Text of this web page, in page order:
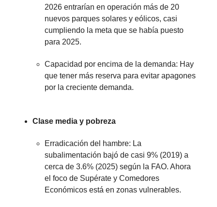
2026 entrarían en operación más de 20
nuevos parques solares y eólicos, casi
cumpliendo la meta que se había puesto
para 2025.
Capacidad por encima de la demanda: Hay
que tener más reserva para evitar apagones
por la creciente demanda.
Clase media y pobreza
Erradicación del hambre: La
subalimentación bajó de casi 9% (2019) a
cerca de 3.6% (2025) según la FAO. Ahora
el foco de Supérate y Comedores
Económicos está en zonas vulnerables.